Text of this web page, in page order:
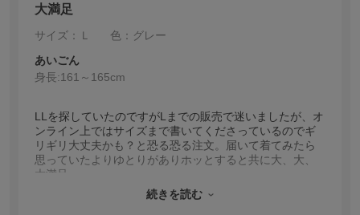
大満足
サイズ：Ｌ
色：グレー
あいごん
身長:161～165cm
LLを探していたのですがLまでの販売で迷いましたが、オ
ンライン上ではサイズまで書いてくださっているのでギ
リギリ大丈夫かも？と恐る恐る注文。届いて着てみたら
思っていたよりゆとりがありホッとすると共に大、大、
大満足。
他の色も購入したくなりました。
中に合わせるトップスも欲しいのですが、Tシャツやポロ
続きを読む